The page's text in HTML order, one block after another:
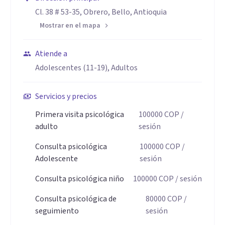
Me caracteriza una escucha empática y sin juicios, junto con
el uso de técnicas basadas en la evidencia, especialmente
solo comprender lo que ocurre, sino también generar
cambios reales y sostenibles.
Cl. 38 # 53-35, Obrero, Bello, Antioquia
Mostrar en el mapa
Atiende a
Adolescentes (11-19), Adultos
Servicios y precios
Primera visita psicológica
adulto
100000COP /
sesión
Consulta psicológica
Adolescente
100000 COP /
sesión
Consulta psicológica niño
100000COP / sesión
Consulta psicológica de
seguimiento
80000COP /
sesión